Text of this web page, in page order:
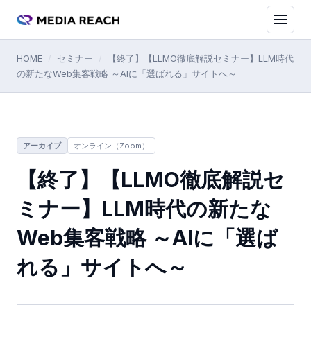
HOME セミナー
【終了】【LLMO徹底解説セミナー】LLM時代
の新たなWeb集客戦略 ～AIに「選ばれる」サイトへ～
アーカイブ オンライン（Zoom）
【終了】【LLMO徹底解説セ
ミナー】LLM時代の新たな
Web集客戦略 ～AIに「選ば
れる」サイトへ～